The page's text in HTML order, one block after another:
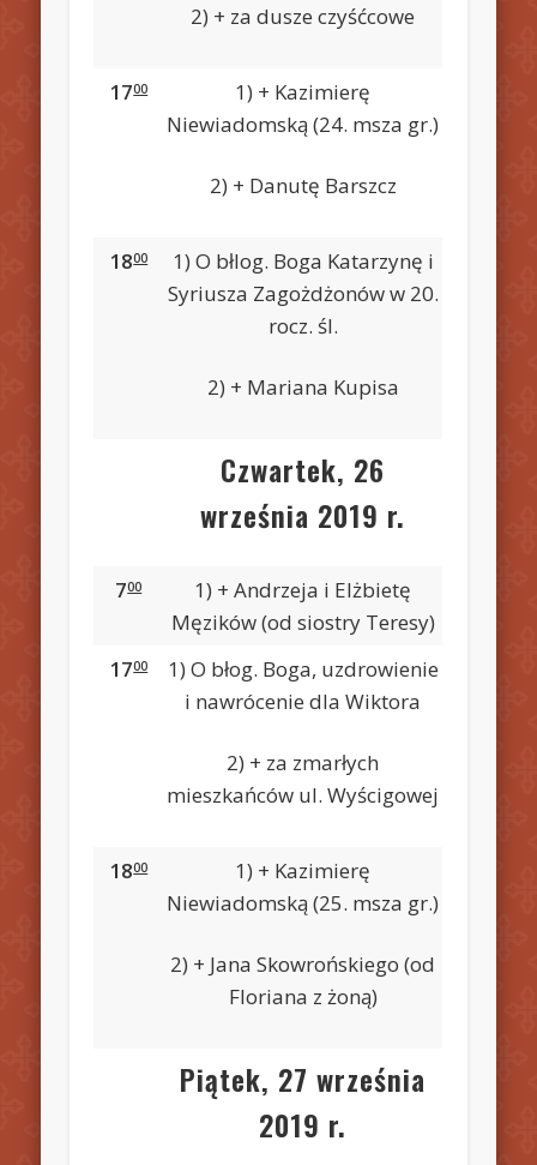
2) + za dusze czyśćcowe
1700
1) + Kazimierę
Niewiadomską (24. msza gr.)
2) + Danutę Barszcz
1800
1) O błlog. Boga Katarzynę i
Syriusza Zagożdżonów w 20.
rocz. śl.
2) + Mariana Kupisa
Czwartek, 26
września 2019 r.
700
1) + Andrzeja i Elżbietę
Męzików (od siostry Teresy)
1700
1) O błog. Boga, uzdrowienie
i nawrócenie dla Wiktora
2) + za zmarłych
mieszkańców ul. Wyścigowej
1800
1) + Kazimierę
Niewiadomską (25. msza gr.)
2) + Jana Skowrońskiego (od
Floriana z żoną)
Piątek, 27 września
2019 r.